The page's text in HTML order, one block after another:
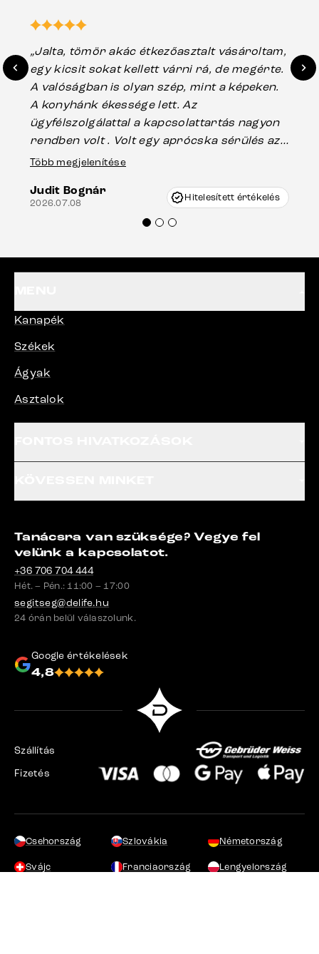
„Jalta, tömör akác étkezőasztalt vásároltam,
egy kicsit sokat kellett várni rá, de megérte.
A valóságban is olyan szép, mint a képeken.
A konyhánk ékessége lett. Az
ügyfélszolgálattal a kapcsolattartás nagyon
rendben volt . Volt egy aprócska sérülés az
asztal talpánál, ami szállításkor
nagyon korrekten jártak el az ügyemben.
Mindenkinek ajánlani tudom a Delife
Több megjelenítése
Judit Bognár
2026.07.08 Hitelesített értékelés
Kanapék
Székek
Ágyak
Asztalok
Tanácsra van szüksége? Vegye fel
velünk a kapcsolatot.
+36 706 704 444
Hét. – Pén.: 11:00 – 17:00
segitseg@delife.hu
24 órán belül válaszolunk.
Google értékelések
4,8
Szállítás
Fizetés
Csehország Szlovákia Németország
Svájc Franciaország Lengyelország